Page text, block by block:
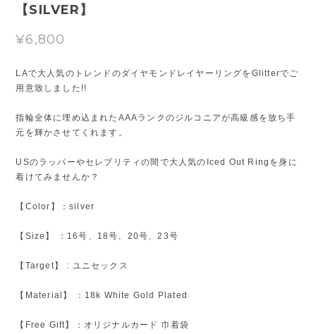
【SILVER】
¥6,800
LAで大人気のトレンドのダイヤモンドレイヤーリングをGlitterでご
用意致しました!!
指輪全体に埋め込まれたAAAランクのジルコニアが高級感を放ち手
元を輝かさせてくれます。
USのラッパーやセレブリティの間で大人気のIced Out Ringを身に
着けてみませんか？
【Color】：silver
【Size】 ：16号、18号、20号、23号
【Target】 : ユニセックス
【Material】 ：18k White Gold Plated
【Free Gift】：オリジナルカード 巾着袋